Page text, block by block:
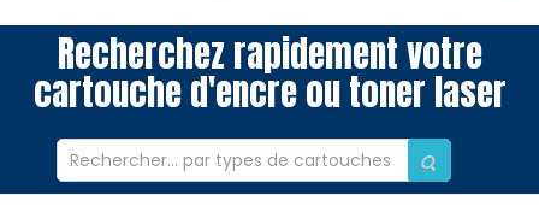
Recherchez rapidement votre
cartouche d'encre ou toner laser